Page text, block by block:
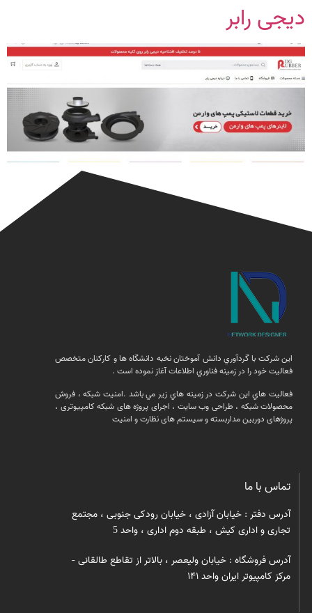
دیجی رابر
اين شركت با گردآوري دانش آموختان نخبه دانشگاه ها و كاركنان متخصص
فعاليت خود را در زمينه فناوري اطلاعات آغاز نموده است .
فعالیت هاي اين شركت در زمينه هاي زير مي باشد .امنيت شبكه ، فروش
محصولات شبكه ، طراحی وب سایت ، اجرای پروژه های شبکه کامپیوتری ،
پروژهای دوربین مداربسته و سیستم های نظارت و امنیت
تماس با ما
آدرس دفتر : خیابان آزادی ، خیابان رودکی جنوبی ، مجتمع
تجاری و اداری کیش ، طبقه دوم اداری ، واحد 5
آدرس فروشگاه : خیابان ولیعصر ، بالاتر از تقاطع طالقانی -
مرکز کامپیوتر ایران واحد ۱۴۱